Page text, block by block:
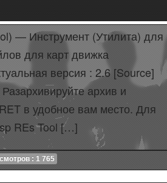
— Инструмент (Утилита) для
для карт движка
версия : 2.6 [Source]
архив и
в удобное вам место. Для
REs Tool […]
: 1 765